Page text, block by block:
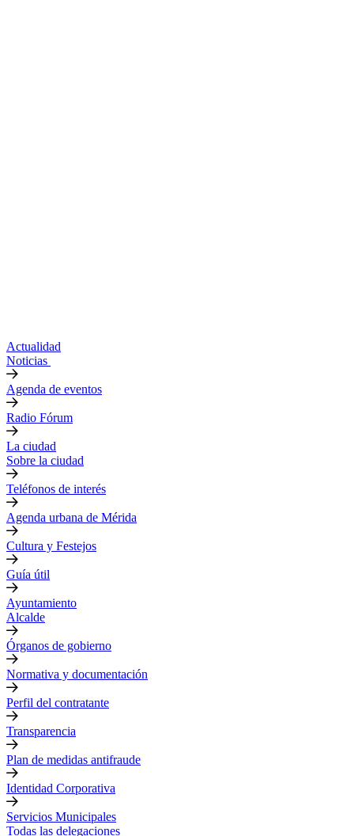
Actualidad
Noticias
Agenda de eventos
Radio Fórum
La ciudad
Sobre la ciudad
Teléfonos de interés
Agenda urbana de Mérida
Cultura y Festejos
Guía útil
Ayuntamiento
Alcalde
Órganos de gobierno
Normativa y documentación
Perfil del contratante
Transparencia
Plan de medidas antifraude
Identidad Corporativa
Servicios Municipales
Todas las delegaciones